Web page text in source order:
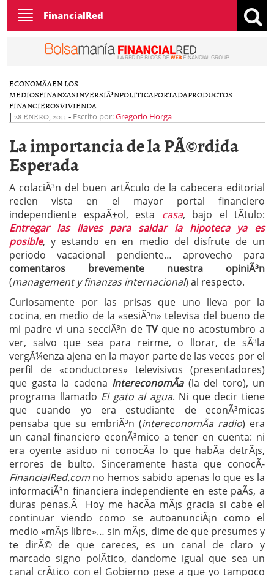
Toggle
navigation
FinancialRed
ECONOMÃ­AEN LOS
MEDIOSFINANZASINVERSIÃ³NPOLITICAPORTADAPRODUCTOS
FINANCIEROSVIVIENDA
| 28 ENERO, 2011 - Escrito por:Gregorio Horga
La importancia de la PÃ©rdida
Esperada
A colaciÃ³n del buen artÃ­culo de la cabecera editorial
recien vista en el mayor portal financiero
independiente espaÃ±ol, esta casa, bajo el tÃ­tulo:
Entregar las llaves para saldar la hipoteca ya es
posible, y estando en en medio del disfrute de un
periodo vacacional pendiente… aprovecho para
comentaros brevemente nuestra opiniÃ³n
(management y finanzas internacional) al respecto.
Curiosamente por las prisas que uno lleva por la
cocina, en medio de la «sesiÃ³n» televisa del bueno de
mi padre vi una secciÃ³n de TVque no acostumbro a
ver, salvo que sea para reirme, o llorar, de sÃ³la
vergÃ¼enza ajena en la mayor parte de las veces por el
perfil de «conductores» televisivos (presentadores)
que gasta la cadena intereconomÃ­a(la del toro), un
programa llamado El gato al agua. Ni que decir tiene
que cuando yo era estudiante de econÃ³micas
pensaba que su embriÃ³n (intereconomÃ­a radio) era
un canal financiero econÃ³mico a tener en cuenta: ni
era oyente asiduo ni conocÃ­a lo que habÃ­a detrÃ¡s,
errores de bulto. Sinceramente hasta que conocÃ­
FinancialRed.com no hemos sabido apenas lo que es la
informaciÃ³n financiera independiente en este paÃ­s, a
duras penas.Â Hoy me hacÃ­a mÃ¡s gracia si cabe el
continuar viendo como se autoanunciÃ¡n como el
medio «mÃ¡s libre»… sin mÃ¡s, dime de que presumes y
te dirÃ© de que careces, es un canal de claro y
marcado signo polÃ­tico, dandome igual que sea un
canal crÃ­tico con el Gobierno pese a que yo tampoco